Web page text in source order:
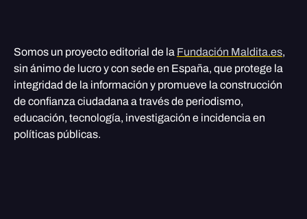
Somos un proyecto editorial de la Fundación Maldita.es,
sin ánimo de lucro y con sede en España, que protege la
integridad de la información y promueve la construcción
de confianza ciudadana a través de periodismo,
educación, tecnología, investigación e incidencia en
políticas públicas.